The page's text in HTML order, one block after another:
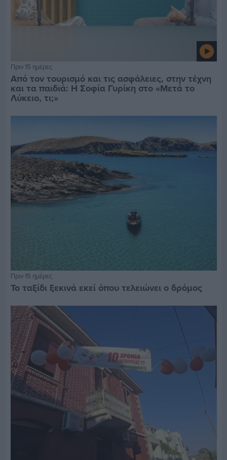
Πριν 15 ημέρες
Από τον τουρισμό και τις ασφάλειες, στην τέχνη
και τα παιδιά: Η Σοφία Γυρίκη στο «Μετά το
Λύκειο, τι;»
Πριν 15 ημέρες
Το ταξίδι ξεκινά εκεί όπου τελειώνει ο δρόμος